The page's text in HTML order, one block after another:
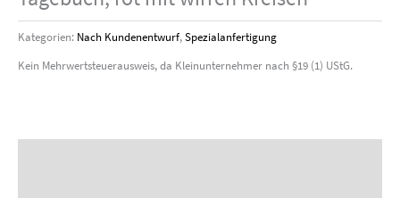
Kategorien: Nach Kundenentwurf,Spezialanfertigung
Kein Mehrwertsteuerausweis, da Kleinunternehmer nach §19 (1) UStG.